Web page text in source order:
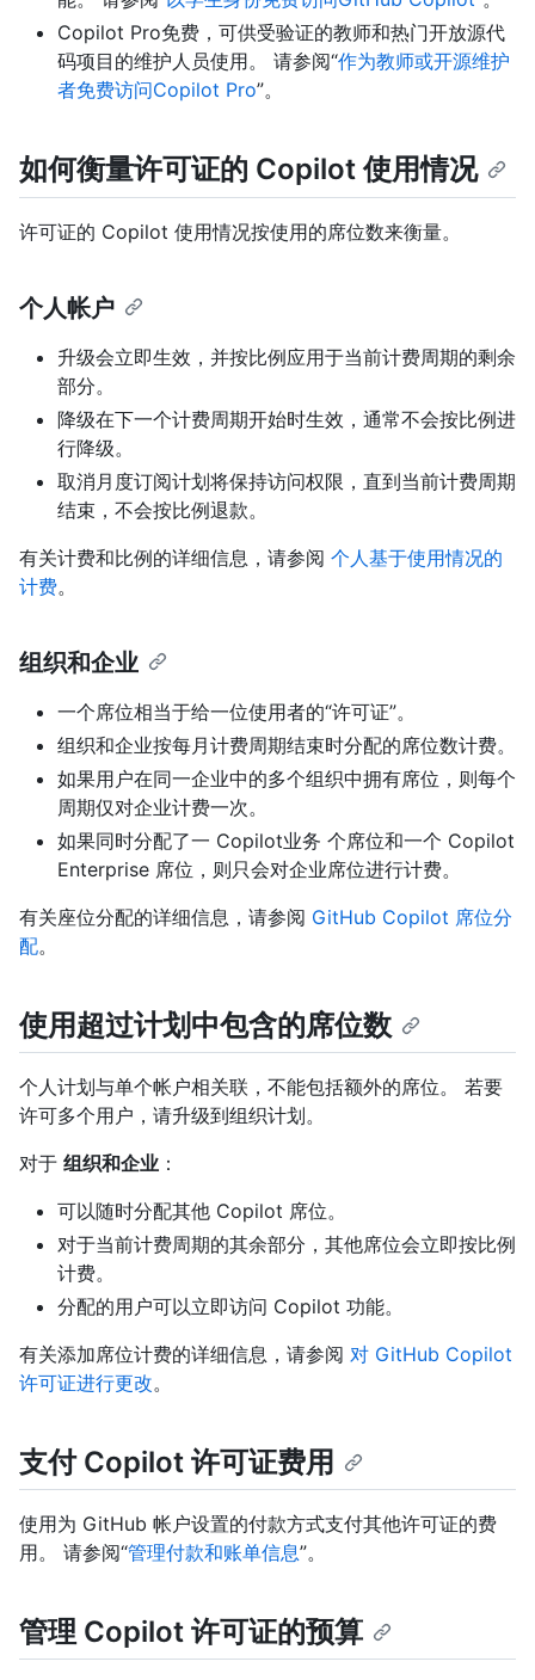
Copilot Pro免费，可供受验证的教师和热门开放源代
码项目的维护人员使用。 请参阅“作为教师或开源维护
者免费访问Copilot Pro”。
如何衡量许可证的 Copilot 使用情况
许可证的 Copilot 使用情况按使用的席位数来衡量。
个人帐户
升级会立即生效，并按比例应用于当前计费周期的剩余
部分。
降级在下一个计费周期开始时生效，通常不会按比例进
行降级。
取消月度订阅计划将保持访问权限，直到当前计费周期
结束，不会按比例退款。
有关计费和比例的详细信息，请参阅 个人基于使用情况的
计费。
组织和企业
一个席位相当于给一位使用者的“许可证”。
组织和企业按每月计费周期结束时分配的席位数计费。
如果用户在同一企业中的多个组织中拥有席位，则每个
周期仅对企业计费一次。
如果同时分配了一 Copilot业务 个席位和一个 Copilot
Enterprise 席位，则只会对企业席位进行计费。
有关座位分配的详细信息，请参阅 GitHub Copilot 席位分
配。
使用超过计划中包含的席位数
个人计划与单个帐户相关联，不能包括额外的席位。 若要
许可多个用户，请升级到组织计划。
对于 组织和企业 ：
可以随时分配其他 Copilot 席位。
对于当前计费周期的其余部分，其他席位会立即按比例
计费。
分配的用户可以立即访问 Copilot 功能。
有关添加席位计费的详细信息，请参阅 对 GitHub Copilot
许可证进行更改。
支付 Copilot 许可证费用
使用为 GitHub 帐户设置的付款方式支付其他许可证的费
用。 请参阅“管理付款和账单信息”。
管理 Copilot 许可证的预算